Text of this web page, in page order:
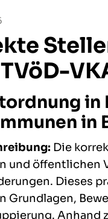
in
in
Die
und öffentlichen
Dieses
Grundlagen,
Anhand